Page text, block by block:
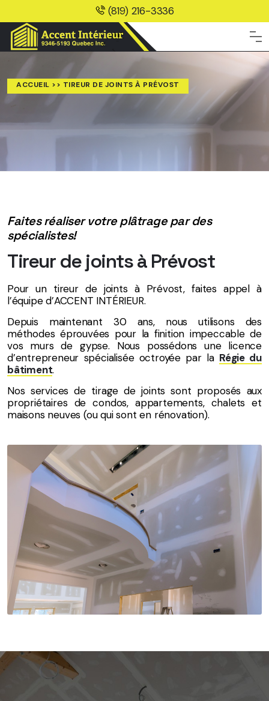
(819) 216-3336
ACCUEIL >> TIREUR DE JOINTS À PRÉVOST
Faites réaliser votre plâtrage par des
spécialistes!
Tireur de joints à Prévost
Pour un tireur de joints à Prévost, faites appel à
l’équipe d’ACCENT INTÉRIEUR.
Depuis maintenant 30 ans, nous utilisons des
méthodes éprouvées pour la finition impeccable de
vos murs de gypse. Nous possédons une licence
d’entrepreneur spécialisée octroyée par la Régie du
bâtiment.
Nos services de tirage de joints sont proposés aux
propriétaires de condos, appartements, chalets et
maisons neuves (ou qui sont en rénovation).